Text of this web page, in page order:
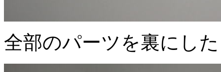
全部のパーツを裏にし